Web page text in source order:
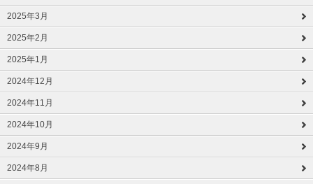
2025年3月
2025年2月
2025年1月
2024年12月
2024年11月
2024年10月
2024年9月
2024年8月